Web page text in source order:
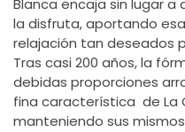
Blanca encaja sin lugar a
la disfruta, aportando
relajación tan deseados
Tras casi 200 años, la
debidas proporciones
fina característica de La
manteniendo sus